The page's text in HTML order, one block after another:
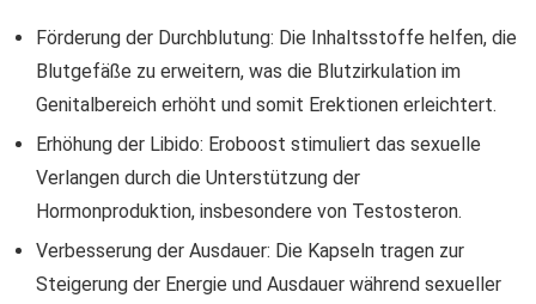
Förderung der Durchblutung: Die Inhaltsstoffe helfen, die
Blutgefäße zu erweitern, was die Blutzirkulation im
Genitalbereich erhöht und somit Erektionen erleichtert.
Erhöhung der Libido: Eroboost stimuliert das sexuelle
Verlangen durch die Unterstützung der
Hormonproduktion, insbesondere von Testosteron.
Verbesserung der Ausdauer: Die Kapseln tragen zur
Steigerung der Energie und Ausdauer während sexueller